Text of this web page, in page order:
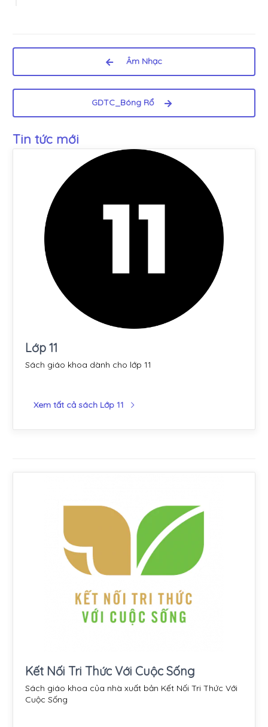
Âm Nhạc
GDTC_Bóng Rổ
Tin tức mới
Lớp 11
Sách giáo khoa dành cho lớp 11
Xem tất cả sách Lớp 11
Kết Nối Tri Thức Với Cuộc Sống
Sách giáo khoa của nhà xuất bản Kết Nối Tri Thức Với
Cuộc Sống